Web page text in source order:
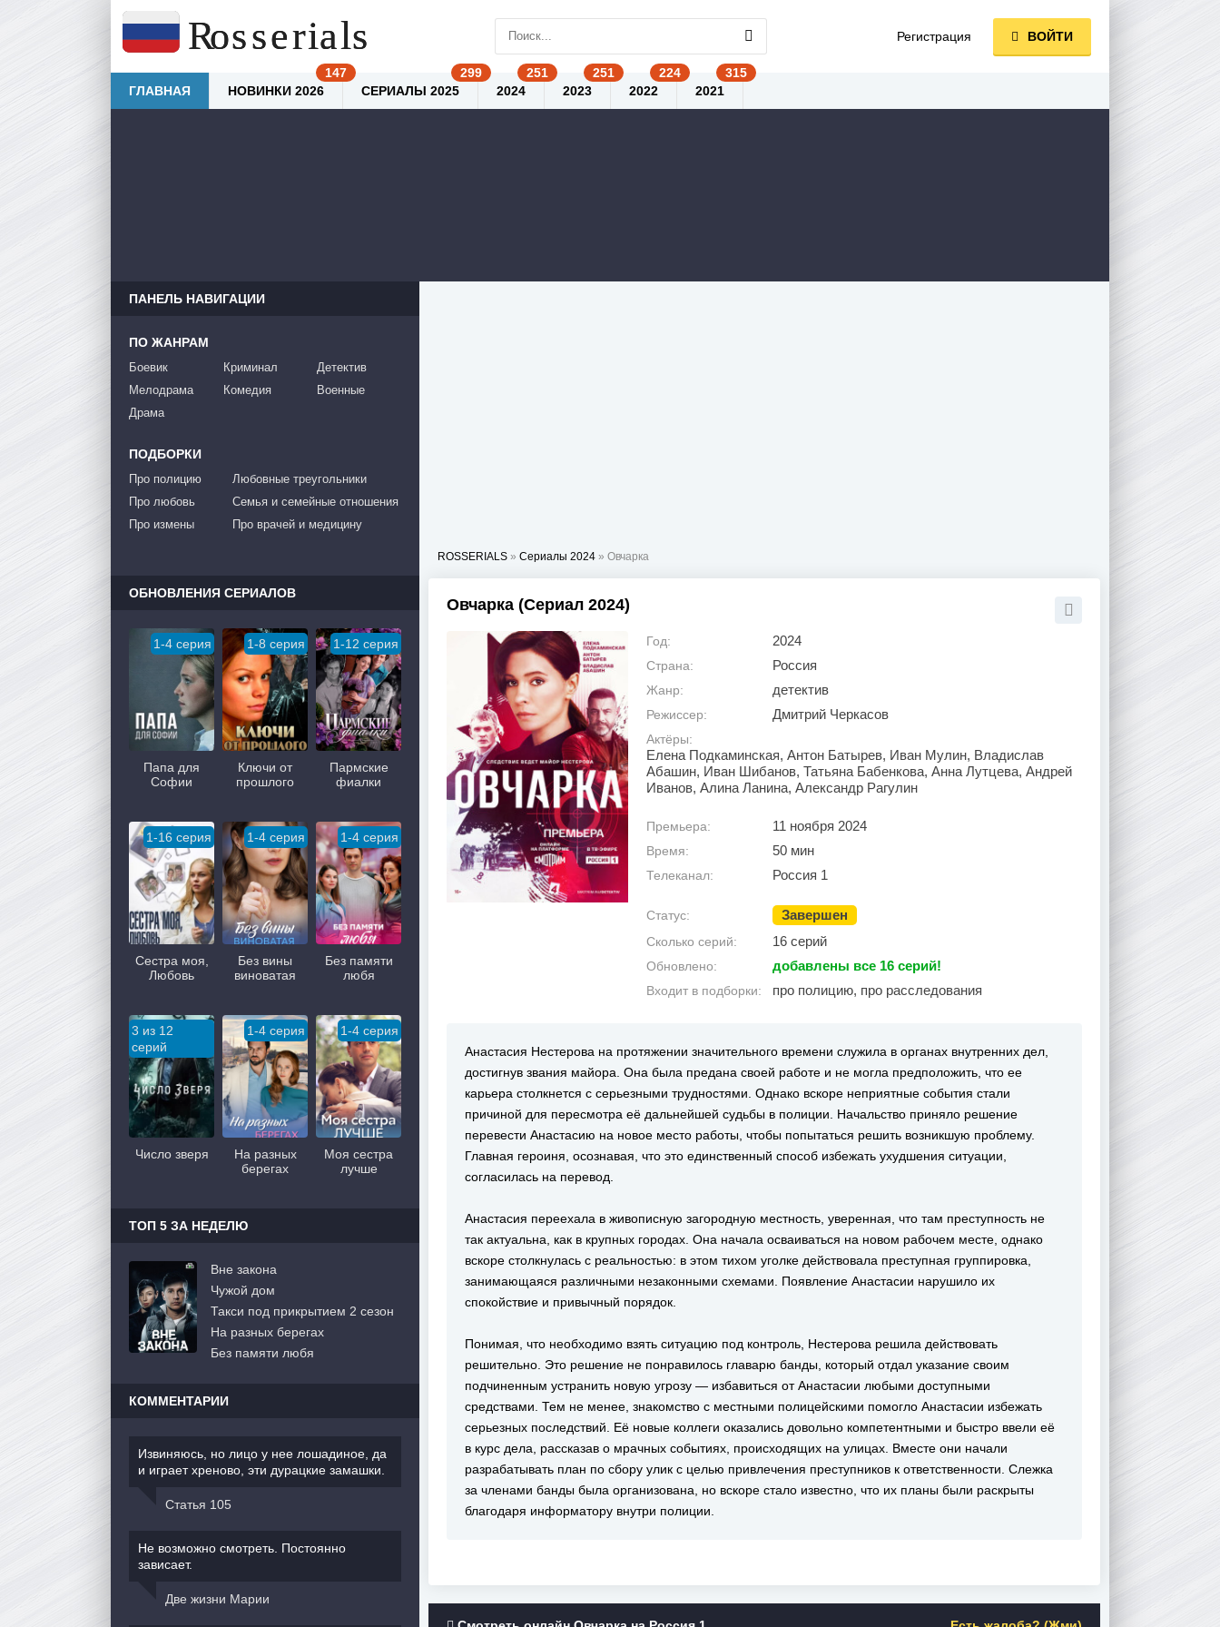
ROSSERIALS » Сериалы 2024 » Овчарка
Овчарка (Сериал 2024)
Год: 2024
Страна: Россия
Жанр: детектив
Режиссер: Дмитрий Черкасов
Актёры:
Елена Подкаминская, Антон Батырев, Иван Мулин, Владислав
Абашин, Иван Шибанов, Татьяна Бабенкова, Анна Лутцева, Андрей
Иванов, Алина Ланина, Александр Рагулин
Премьера: 11 ноября 2024
Время: 50 мин
Телеканал: Россия 1
Статус: Завершен
Сколько серий: 16 серий
Обновлено: добавлены все 16 серий!
Входит в подборки: про полицию, про расследования
Анастасия Нестерова на протяжении значительного времени служила в органах внутренних дел,
достигнув звания майора. Она была предана своей работе и не могла предположить, что ее
карьера столкнется с серьезными трудностями. Однако вскоре неприятные события стали
причиной для пересмотра её дальнейшей судьбы в полиции. Начальство приняло решение
перевести Анастасию на новое место работы, чтобы попытаться решить возникшую проблему.
Главная героиня, осознавая, что это единственный способ избежать ухудшения ситуации,
согласилась на перевод.
Анастасия переехала в живописную загородную местность, уверенная, что там преступность не
так актуальна, как в крупных городах. Она начала осваиваться на новом рабочем месте, однако
вскоре столкнулась с реальностью: в этом тихом уголке действовала преступная группировка,
занимающаяся различными незаконными схемами. Появление Анастасии нарушило их
спокойствие и привычный порядок.
Понимая, что необходимо взять ситуацию под контроль, Нестерова решила действовать
решительно. Это решение не понравилось главарю банды, который отдал указание своим
подчиненным устранить новую угрозу — избавиться от Анастасии любыми доступными
средствами. Тем не менее, знакомство с местными полицейскими помогло Анастасии избежать
серьезных последствий. Её новые коллеги оказались довольно компетентными и быстро ввели её
в курс дела, рассказав о мрачных событиях, происходящих на улицах. Вместе они начали
разрабатывать план по сбору улик с целью привлечения преступников к ответственности. Слежка
за членами банды была организована, но вскоре стало известно, что их планы были раскрыты
благодаря информатору внутри полиции.
ПАНЕЛЬ НАВИГАЦИИ
ПО ЖАНРАМ
Боевик
Мелодрама
Драма
Криминал
Комедия
Детектив
Военные
ПОДБОРКИ
Про полицию
Про любовь
Про измены
Любовные треугольники
Семья и семейные отношения
Про врачей и медицину
ОБНОВЛЕНИЯ СЕРИАЛОВ
1-4 серия
Папа для
Софии
1-8 серия
Ключи от
прошлого
1-12 серия
Пармские
фиалки
1-16 серия
Сестра моя,
Любовь
1-4 серия
Без вины
виноватая
1-4 серия
Без памяти
любя
3 из 12
серий
Число зверя
1-4 серия
На разных
берегах
1-4 серия
Моя сестра
лучше
ТОП 5 ЗА НЕДЕЛЮ
Вне закона
Чужой дом
Такси под прикрытием 2 сезон
На разных берегах
Без памяти любя
КОММЕНТАРИИ
Извиняюсь, но лицо у нее лошадиное, да
и играет хреново, эти дурацкие замашки.
Статья 105
Не возможно смотреть. Постоянно
зависает.
Две жизни Марии
Регистрация ВОЙТИ
ГЛАВНАЯ НОВИНКИ 2026 СЕРИАЛЫ 2025 2024 2023 2022 2021